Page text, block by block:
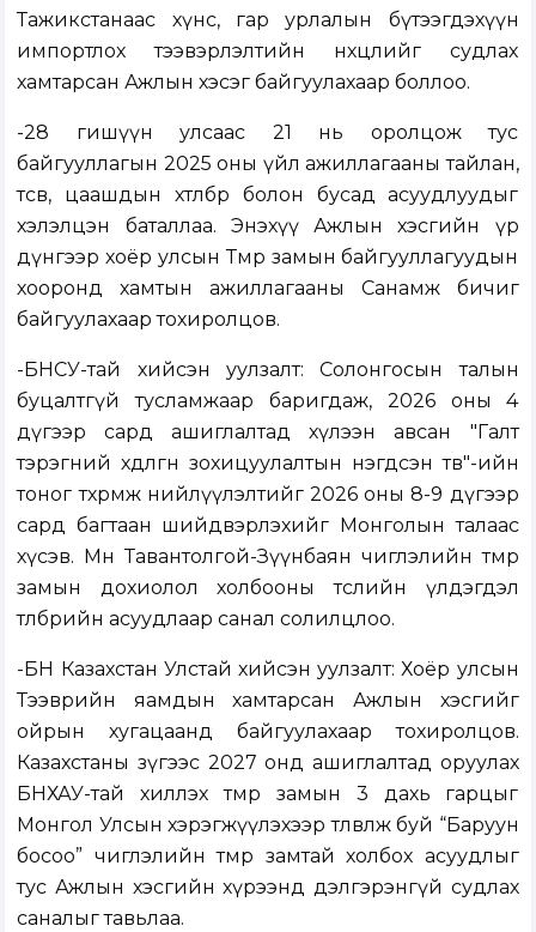
Тажикстанаас хүнс, гар урлалын бүтээгдэхүүн
импортлох тээвэрлэлтийн нөхцөлийг судлах
хамтарсан Ажлын хэсэг байгуулахаар боллоо.
-28 гишүүн улсаас 21 нь оролцож тус
байгууллагын 2025 оны үйл ажиллагааны тайлан,
төсөв, цаашдын хөтөлбөр болон бусад асуудлуудыг
хэлэлцэн баталлаа. Энэхүү Ажлын хэсгийн үр
дүнгээр хоёр улсын Төмөр замын байгууллагуудын
хооронд хамтын ажиллагааны Санамж бичиг
байгуулахаар тохиролцов.
-БНСУ-тай хийсэн уулзалт: Солонгосын талын
буцалтгүй тусламжаар баригдаж, 2026 оны 4
дүгээр сард ашиглалтад хүлээн авсан "Галт
тэрэгний хөдөлгөөн зохицуулалтын нэгдсэн төв"-ийн
тоног төхөөрөмж нийлүүлэлтийг 2026 оны 8-9 дүгээр
сард багтаан шийдвэрлэхийг Монголын талаас
хүсэв. Мөн Тавантолгой-Зүүнбаян чиглэлийн төмөр
замын дохиолол холбооны төслийн үлдэгдэл
төлбөрийн асуудлаар санал солилцлоо.
-БН Казахстан Улстай хийсэн уулзалт: Хоёр улсын
Тээврийн яамдын хамтарсан Ажлын хэсгийг
ойрын хугацаанд байгуулахаар тохиролцов.
Казахстаны зүгээс 2027 онд ашиглалтад оруулах
БНХАУ-тай хиллэх төмөр замын 3 дахь гарцыг
Монгол Улсын хэрэгжүүлэхээр төлөвлөж буй “Баруун
босоо” чиглэлийн төмөр замтай холбох асуудлыг
тус Ажлын хэсгийн хүрээнд дэлгэрэнгүй судлах
саналыг тавьлаа.